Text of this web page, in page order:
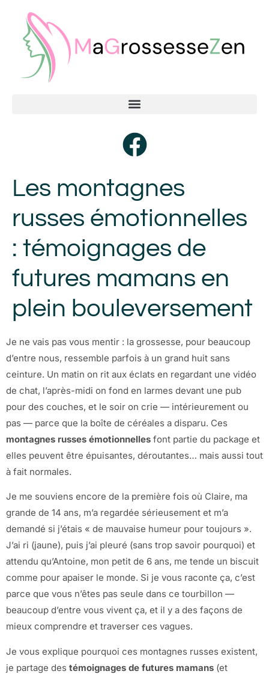
Les montagnes
russes émotionnelles
: témoignages de
futures mamans en
plein bouleversement
Je ne vais pas vous mentir : la grossesse, pour beaucoup
d’entre nous, ressemble parfois à un grand huit sans
ceinture. Un matin on rit aux éclats en regardant une vidéo
de chat, l’après-midi on fond en larmes devant une pub
pour des couches, et le soir on crie — intérieurement ou
pas — parce que la boîte de céréales a disparu. Ces
montagnes russes émotionnelles font partie du package et
elles peuvent être épuisantes, déroutantes… mais aussi tout
à fait normales.
Je me souviens encore de la première fois où Claire, ma
grande de 14 ans, m’a regardée sérieusement et m’a
demandé si j’étais « de mauvaise humeur pour toujours ».
J’ai ri (jaune), puis j’ai pleuré (sans trop savoir pourquoi) et
attendu qu’Antoine, mon petit de 6 ans, me tende un biscuit
comme pour apaiser le monde. Si je vous raconte ça, c’est
parce que vous n’êtes pas seule dans ce tourbillon —
beaucoup d’entre vous vivent ça, et il y a des façons de
mieux comprendre et traverser ces vagues.
Je vous explique pourquoi ces montagnes russes existent,
je partage des témoignages de futures mamans (et